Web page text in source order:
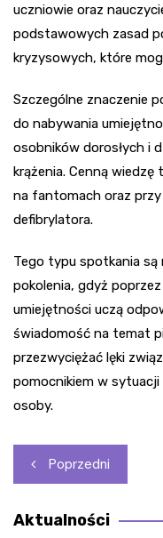
uczniowie oraz
podstawowych zasad
kryzysowych, które
Szczególne znaczenie
do nabywania
osobników dorosłych i
krążenia. Cenną wiedzę
na fantomach oraz
defibrylatora.
Tego typu spotkania są
pokolenia, gdyż
umiejętności uczą
świadomość na temat
przezwyciężać lęki
pomocnikiem w
osoby.
Nawigacja
wpisu
Poprzedni
Aktualności